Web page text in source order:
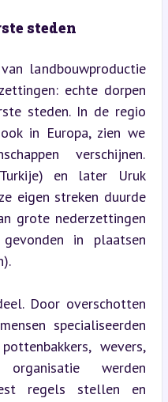
steden
landbouwproductie
echte dorpen
steden. In de regio
in Europa, zien we
verschijnen.
en later Uruk
eigen streken duurde
grote nederzettingen
in plaatsen
Door overschotten
specialiseerden
wevers,
werden
regels stellen en